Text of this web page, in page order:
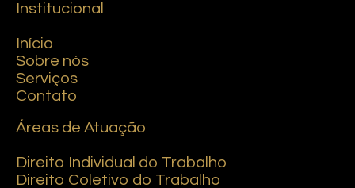
Institucional
Início
Sobre nós
Serviços
Contato
Áreas de Atuação
Direito Individual do Trabalho
Direito Coletivo do Trabalho